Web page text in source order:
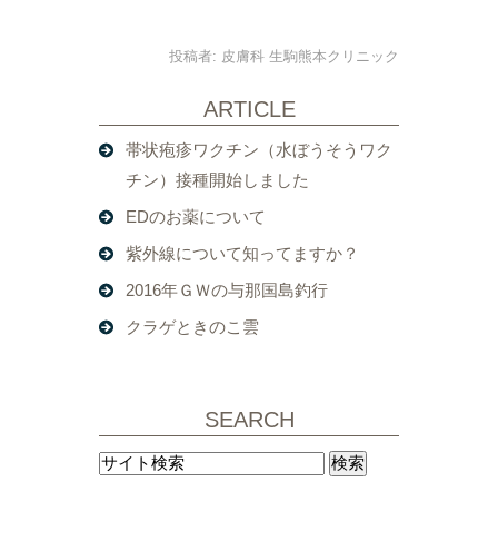
投稿者: 皮膚科 生駒熊本クリニック
ARTICLE
帯状疱疹ワクチン（水ぼうそうワク
チン）接種開始しました
EDのお薬について
紫外線について知ってますか？
2016年ＧＷの与那国島釣行
クラゲときのこ雲
SEARCH